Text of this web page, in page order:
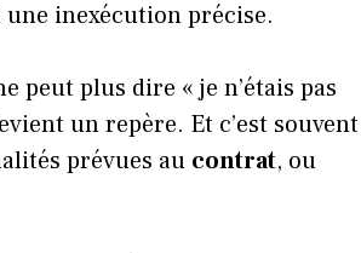
inexécution précise.
peut plus dire « je n’étais pas
un repère. Et c’est souvent
prévues au contrat, ou